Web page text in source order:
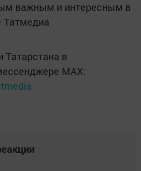
важным и интересным в
Татмедиа
Татарстана в
MАХ: